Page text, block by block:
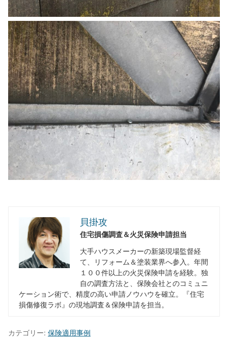
貝掛攻
住宅損傷調査＆火災保険申請担当
大手ハウスメーカーの新築現場監督経
て、リフォーム＆塗装業界へ参入。年間
１００件以上の火災保険申請を経験。独
自の調査方法と、保険会社とのコミュニ
ケーション術で、精度の高い申請ノウハウを確立。『住宅
損傷修復ラボ』の現地調査＆保険申請を担当。
カテゴリー: 保険適用事例